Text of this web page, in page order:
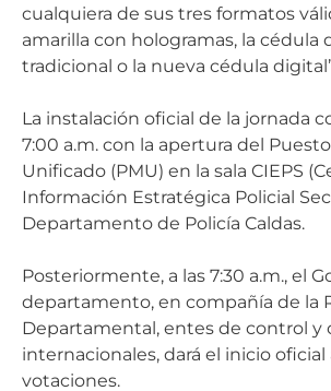
cualquiera de sus tres formatos
amarilla con hologramas, la cédula
tradicional o la nueva cédula
La instalación oficial de la jornada
7:00 a.m. con la apertura del
Unificado (PMU) en la sala CIEPS
Información Estratégica Policial
Departamento de Policía Caldas.
Posteriormente, a las 7:30 a.m., el
departamento, en compañía de la
Departamental, entes de control y
internacionales, dará el inicio oficial
votaciones.